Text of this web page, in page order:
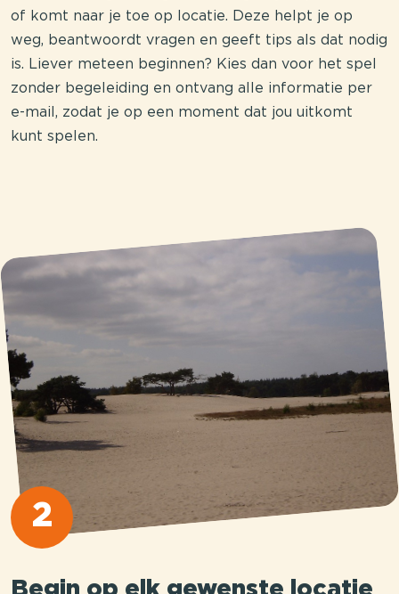
of komt naar je toe op locatie. Deze helpt je op
weg, beantwoordt vragen en geeft tips als dat nodig
is. Liever meteen beginnen? Kies dan voor het spel
zonder begeleiding en ontvang alle informatie per
e-mail, zodat je op een moment dat jou uitkomt
kunt spelen.
2
Begin op elk gewenste locatie